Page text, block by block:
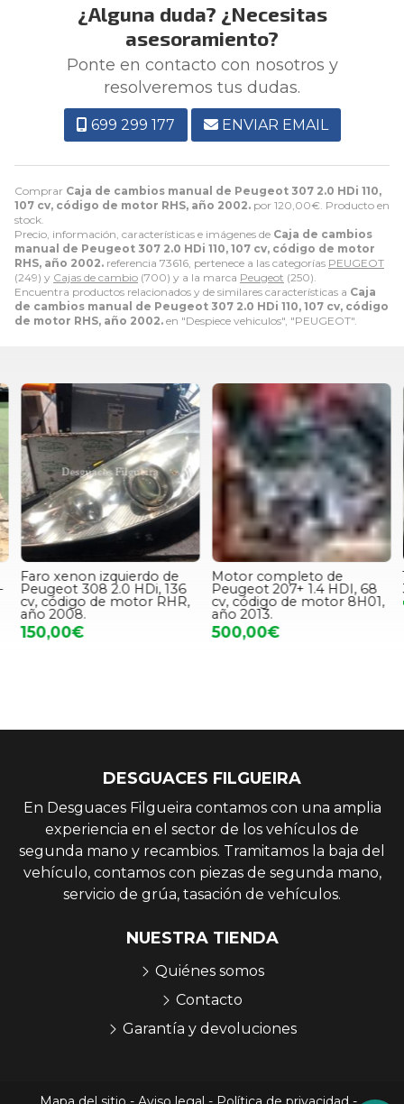
Comprar Caja de cambios manual de Peugeot 307 2.0 HDi 110,
107 cv, código de motor RHS, año 2002. por 120,00€ . Producto en
stock.
Precio, información, características e imágenes de Caja de cambios
manual de Peugeot 307 2.0 HDi 110, 107 cv, código de motor
RHS, año 2002. referencia 73616, pertenece a las categorías PEUGEOT
(249) y Cajas de cambio (700) y a la marca Peugeot (250).
Encuentra productos relacionados y de similares características a Caja
de cambios manual de Peugeot 307 2.0 HDi 110, 107 cv, código
de motor RHS, año 2002. en "Despiece vehiculos", "PEUGEOT".
¿Alguna duda? ¿Necesitas
asesoramiento?
Ponte en contacto con nosotros y
resolveremos tus dudas.
699 299 177 ENVIAR EMAIL
Faro xenon izquierdo de
Peugeot 308 2.0 HDi, 136
cv, código de motor RHR,
año 2008.
150,00€
Motor completo de
Peugeot 207+ 1.4 HDI, 68
cv, código de motor 8H01,
año 2013.
500,00€
DESGUACES FILGUEIRA
En Desguaces Filgueira contamos con una amplia
experiencia en el sector de los vehículos de
segunda mano y recambios. Tramitamos la baja del
vehículo, contamos con piezas de segunda mano,
servicio de grúa, tasación de vehículos.
NUESTRA TIENDA
Quiénes somos
Contacto
Garantía y devoluciones